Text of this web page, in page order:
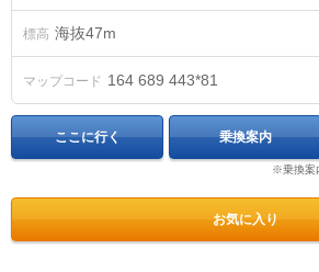
標高 海抜47m
マップコード 164 689 443*81
ここに行く 乗換案内
※乗換案
お気に入り